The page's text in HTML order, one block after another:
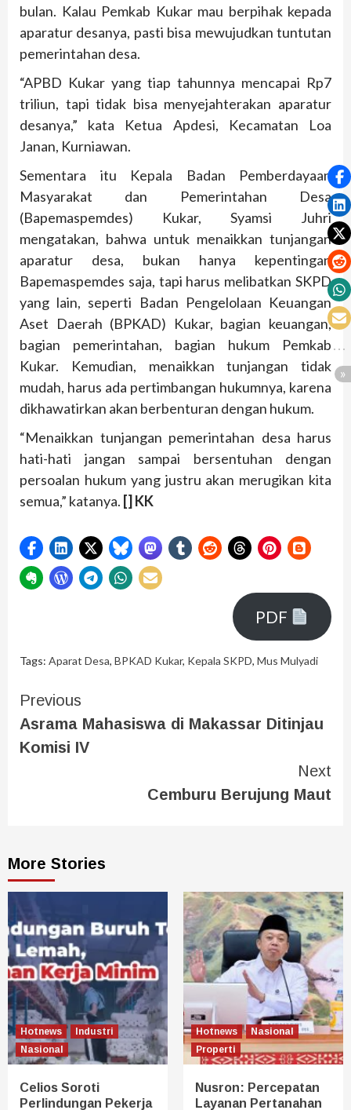
bulan. Kalau Pemkab Kukar mau berpihak kepada
aparatur desanya, pasti bisa mewujudkan tuntutan
pemerintahan desa.
“APBD Kukar yang tiap tahunnya mencapai Rp7
triliun, tapi tidak bisa menyejahterakan aparatur
desanya,” kata Ketua Apdesi, Kecamatan Loa
Janan, Kurniawan.
Sementara itu Kepala Badan Pemberdayaan
Masyarakat dan Pemerintahan Desa
(Bapemaspemdes) Kukar, Syamsi Juhri
mengatakan, bahwa untuk menaikkan tunjangan
aparatur desa, bukan hanya kepentingan
Bapemaspemdes saja, tapi harus melibatkan SKPD
yang lain, seperti Badan Pengelolaan Keuangan
Aset Daerah (BPKAD) Kukar, bagian keuangan,
bagian pemerintahan, bagian hukum Pemkab
Kukar. Kemudian, menaikkan tunjangan tidak
mudah, harus ada pertimbangan hukumnya, karena
dikhawatirkan akan berbenturan dengan hukum.
“Menaikkan tunjangan pemerintahan desa harus
hati-hati jangan sampai bersentuhan dengan
persoalan hukum yang justru akan merugikan kita
semua,” katanya. [] KK
PDF
Tags: Aparat Desa, BPKAD Kukar, Kepala SKPD, Mus Mulyadi
Previous
Asrama Mahasiswa di Makassar Ditinjau
Komisi IV
Next
Cemburu Berujung Maut
More Stories
Hotnews
Industri
Nasional
Celios Soroti
Perlindungan Pekerja
Hotnews
Nasional
Properti
Nusron: Percepatan
Layanan Pertanahan